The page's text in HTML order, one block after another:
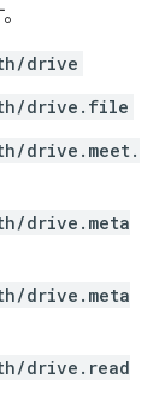
drive
drive.file
drive.meet.
drive.meta
drive.meta
drive.read